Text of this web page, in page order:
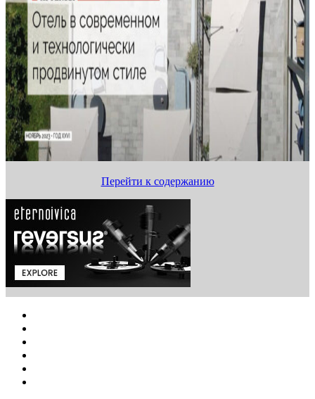
Перейти к содержанию